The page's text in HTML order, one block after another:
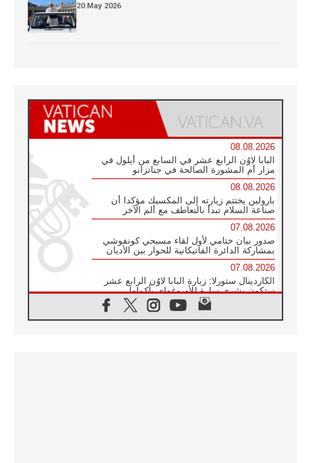
20 May 2026
08.08.2026
البابا لاوُن الرابع عشر في السابع من أيلول في
مزار أم المشورة الصالحة في جناتزانو
08.08.2026
بارولين يختتم زيارته إلى المكسيك مؤكدا أن
صناعة السلام تبدأ بالتعاطف مع ألم الآخر
07.08.2026
صدور بيان ختامي لأول لقاء مسيحي كونفوشي
بمشاركة الدائرة الفاتيكانية للحوار بين الأديان
07.08.2026
الكاردينال ستورلا: زيارة البابا لاوُن الرابع عشر
ستكون بشرى سارة للأوروغواي بأكملها
الفاتيكان يعلن برنامج الزيارة الرسولية للبابا لاوُن